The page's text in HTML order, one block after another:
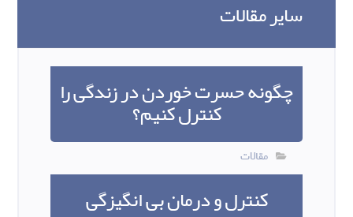
سایر مقالات
چگونه حسرت خوردن در زندگی را
کنترل کنیم؟
مقالات
کنترل و درمان بی انگیزگی